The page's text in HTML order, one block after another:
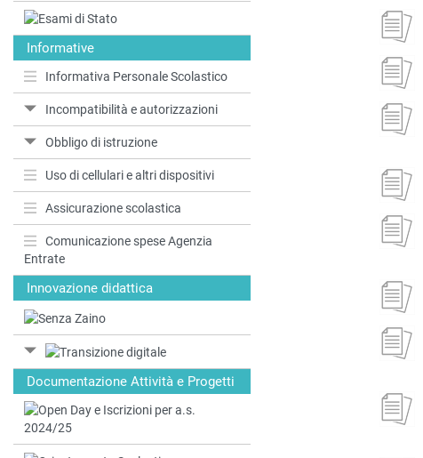
Informative
Informativa Personale Scolastico
Incompatibilità e autorizzazioni
Obbligo di istruzione
Uso di cellulari e altri dispositivi
Assicurazione scolastica
Comunicazione spese Agenzia
Entrate
Innovazione didattica
Documentazione Attività e Progetti